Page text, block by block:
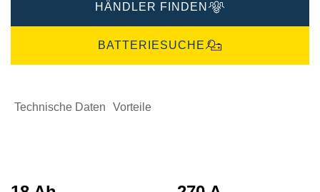
HÄNDLER FINDEN
BATTERIESUCHE
Technische Daten Vorteile